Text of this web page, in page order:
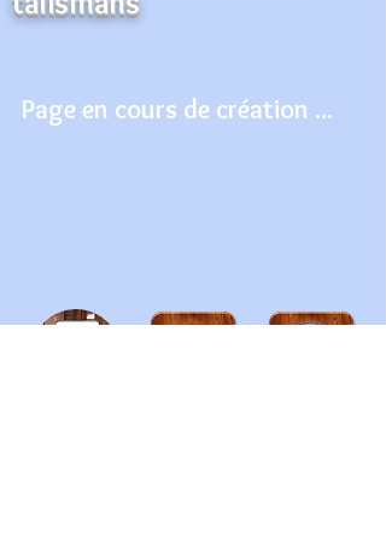
Page en cours de création ...